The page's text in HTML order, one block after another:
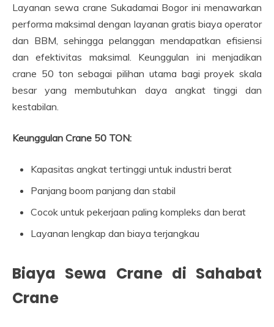
Layanan sewa crane Sukadamai Bogor ini menawarkan
performa maksimal dengan layanan gratis biaya operator
dan BBM, sehingga pelanggan mendapatkan efisiensi
dan efektivitas maksimal. Keunggulan ini menjadikan
crane 50 ton sebagai pilihan utama bagi proyek skala
besar yang membutuhkan daya angkat tinggi dan
kestabilan.
Keunggulan Crane 50 TON:
Kapasitas angkat tertinggi untuk industri berat
Panjang boom panjang dan stabil
Cocok untuk pekerjaan paling kompleks dan berat
Layanan lengkap dan biaya terjangkau
Biaya Sewa Crane di Sahabat
Crane